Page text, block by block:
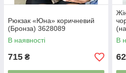
Рюкзак «Юна» коричневий
(Бронза) 3628089
В наявності
715 ₴
В